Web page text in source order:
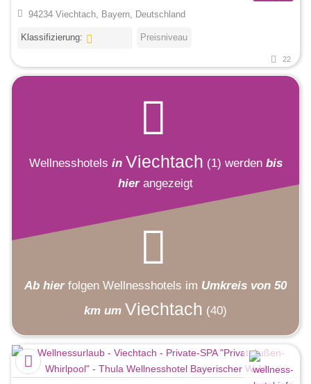
94234 Viechtach, Bayern, Deutschland
Klassifizierung: Preisniveau
22
Wellnesshotels in Viechtach (1) werden bis
hierangezeigt
Ab hier folgen Wellnesshotels im Umkreis von 50
km um Viechtach (40)